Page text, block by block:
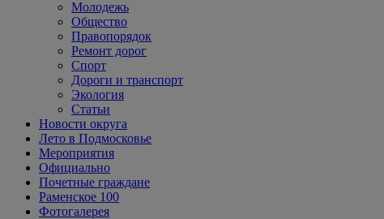
Молодежь
Общество
Правопорядок
Ремонт дорог
Спорт
Дороги и транспорт
Экология
Статьи
Новости округа
Лето в Подмосковье
Мероприятия
Официально
Почетные граждане
Раменское 100
Фотогалерея